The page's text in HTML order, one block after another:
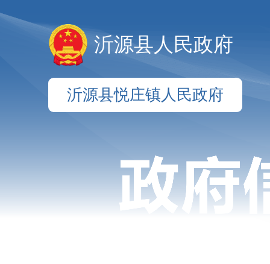
沂源县人民政府
沂源县悦庄镇人民政府